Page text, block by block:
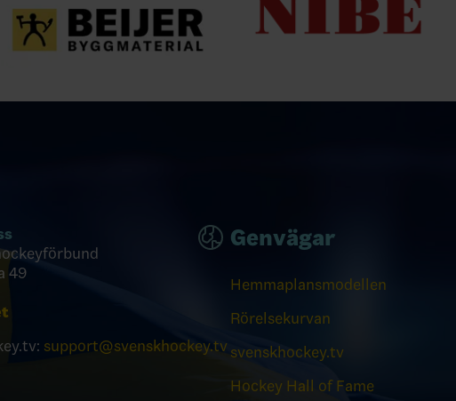
49
support@svenskhockey.tv
Genvägar
Hemmaplansmodellen
Rörelsekurvan
svenskhockey.tv
Hockey Hall of Fame